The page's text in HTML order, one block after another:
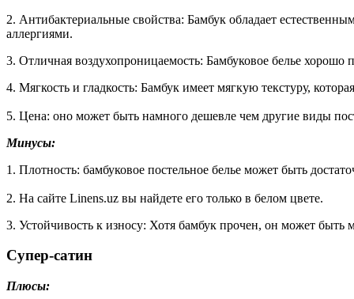
2. Антибактериальные свойства: Бамбук обладает
аллергиями.
3. Отличная воздухопроницаемость: Бамбуковое белье хорошо
4. Мягкость и гладкость: Бамбук имеет мягкую текстуру,
5. Цена: оно может быть намного дешевле чем другие виды
Минусы:
1. Плотность: бамбуковое постельное белье может быть
2. На сайте Linens.uz вы найдете его только в белом цвете.
3. Устойчивость к износу: Хотя бамбук прочен, он может
Супер-сатин
Плюсы: